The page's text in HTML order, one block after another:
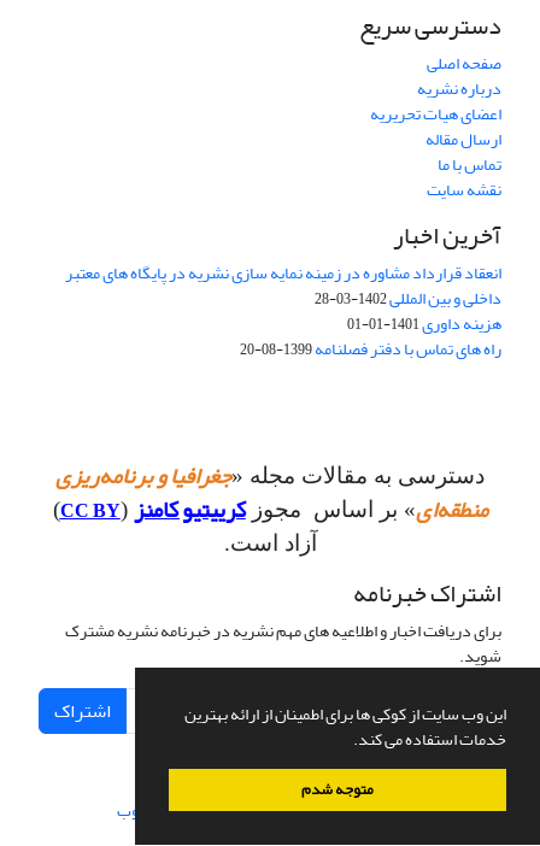
این وب سایت از کوکی ها برای اطمینان از ارائه بهترین
خدمات استفاده می کند.
متوجه شدم
دسترسی سریع
صفحه اصلی
درباره نشریه
اعضای هیات تحریریه
ارسال مقاله
تماس با ما
نقشه سایت
آخرین اخبار
انعقاد قرارداد مشاوره در زمینه نمایه سازی نشریه در پایگاه های معتبر
داخلی و بین المللی1402-03-28
هزینه داوری1401-01-01
راه های تماس با دفتر فصلنامه1399-08-20
دسترسی به مقالات مجله «جغرافیا و برنامه‌ریزی
منطقه‌ای» بر اساس مجوزکرییتیو کامنز (
CC BY
)
آزاد است.
اشتراک خبرنامه
برای دریافت اخبار و اطلاعیه های مهم نشریه در خبرنامه نشریه مشترک
شوید.
اشتراک
سامانه مدیریت نشریات علمی.طراحی و پیاده سازی از سیناوب